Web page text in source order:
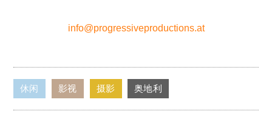
info@progressiveproductions.at
休闲 影视 摄影 奥地利